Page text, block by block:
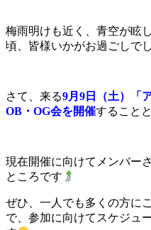
梅雨明けも近く、青空が眩
頃、皆様いかがお過ごしで
さて、来る9月9日（土）「
OB・OG会を開催すること
現在開催に向けてメンバー
ところです
ぜひ、一人でも多くの方に
で、参加に向けてスケジュ